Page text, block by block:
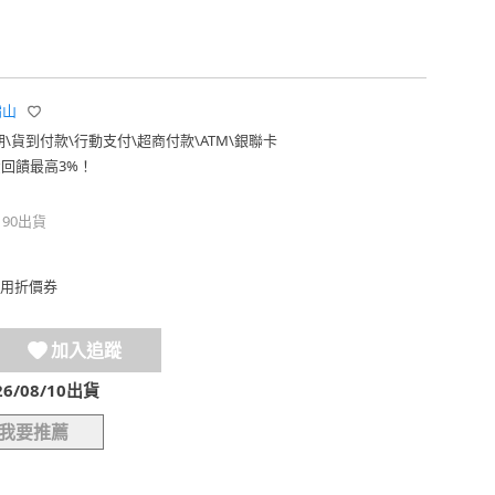
\貨到付款\行動支付\超商付款\ATM\銀聯卡
饋最高3%！
出貨
折價券
加入追蹤
08/10出貨
要推薦